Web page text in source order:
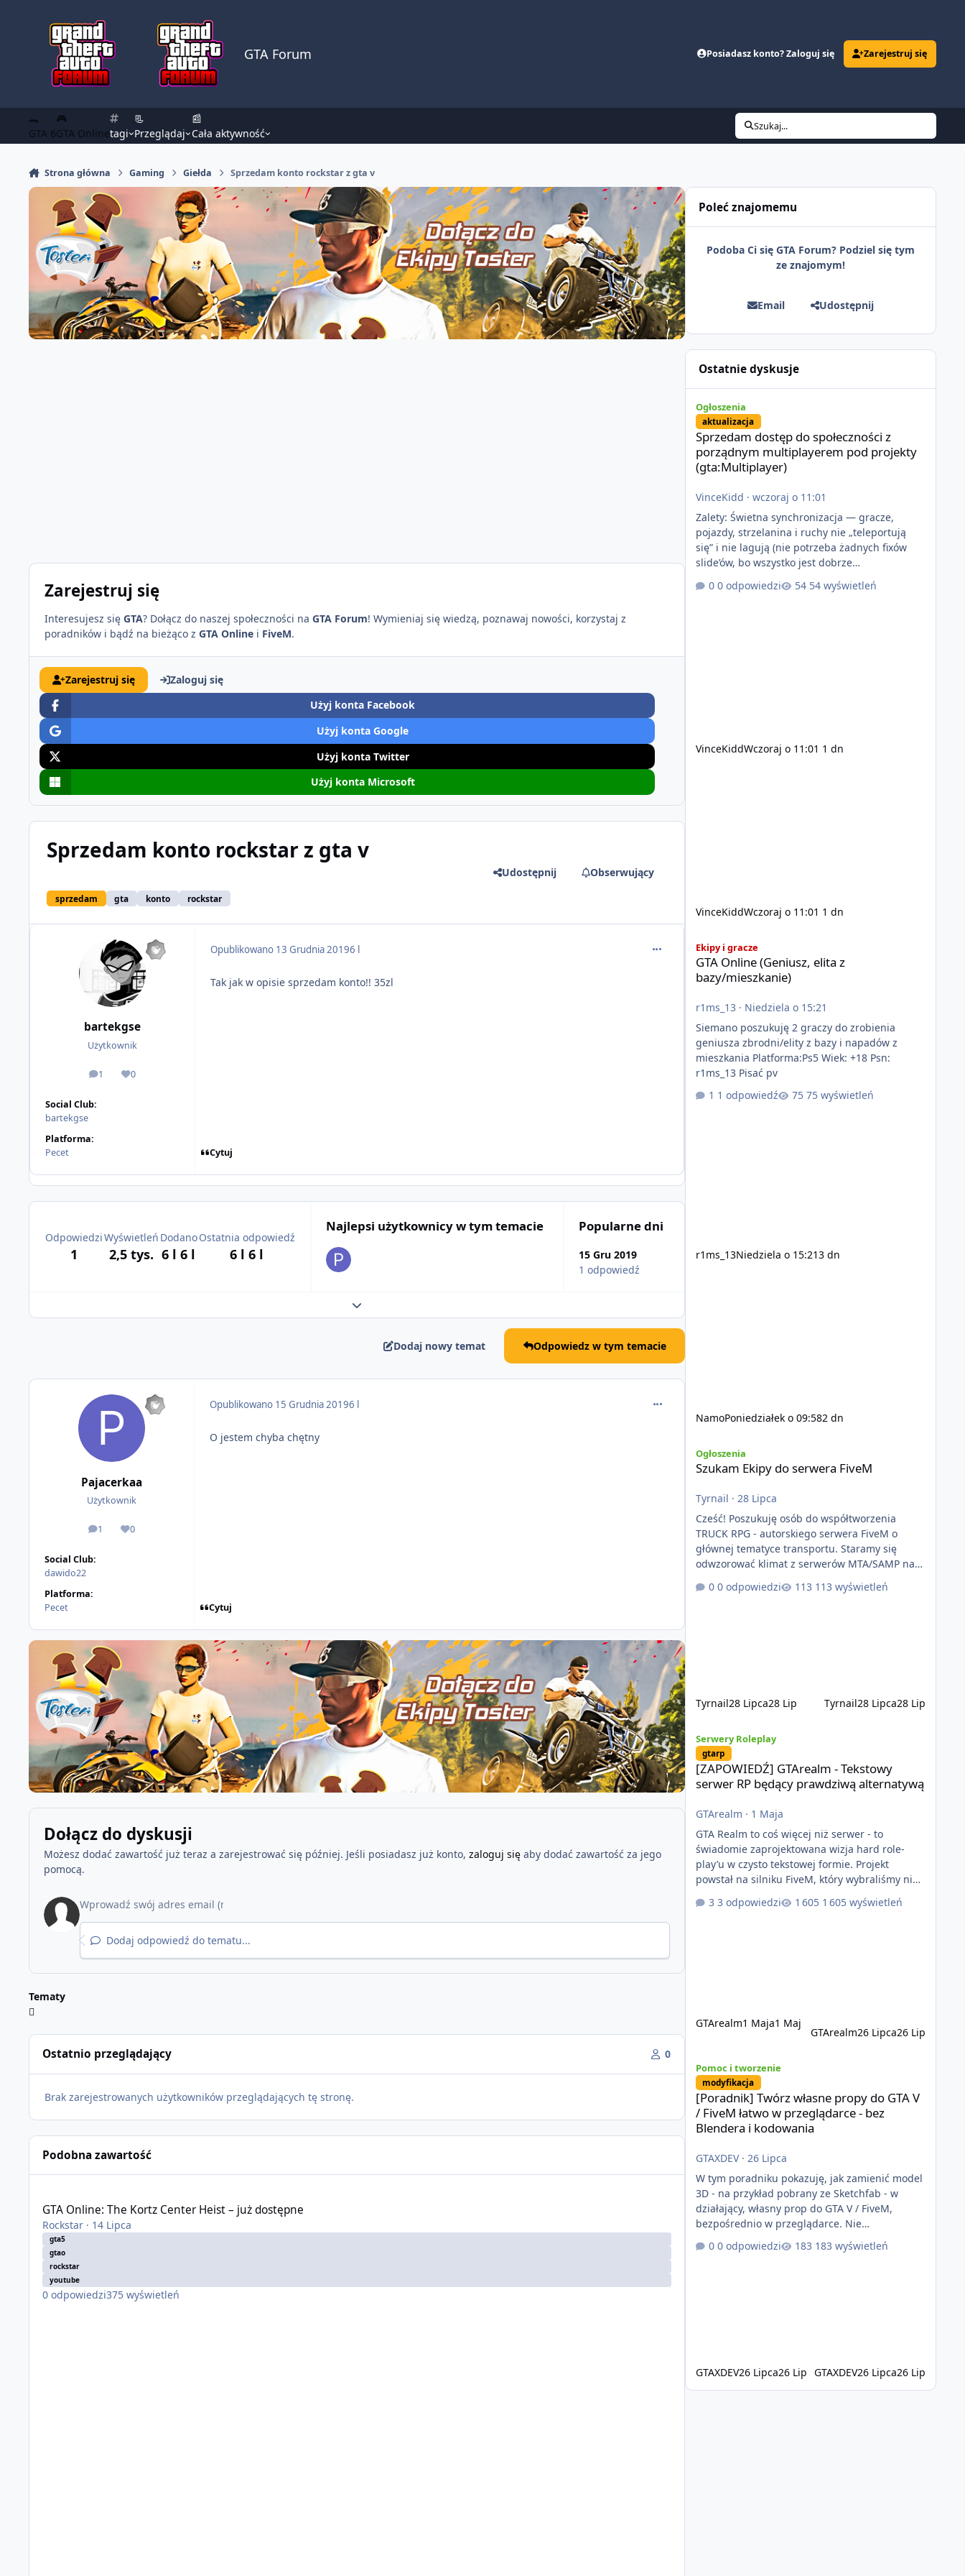
GTA Forum Posiadasz konto? Zaloguj się Zarejestruj się
🐊
GTA 6
🎮
GTA Onlinetagi
📃
Przeglądaj
📰
Cała aktywność
Szukaj...
Strona główna Gaming Giełda Sprzedam konto rockstar z gta v
Zarejestruj się
Interesujesz się GTA? Dołącz do naszej społeczności na GTA Forum! Wymieniaj się wiedzą, poznawaj nowości, korzystaj z
poradników i bądź na bieżąco z GTA Online i FiveM.
Zarejestruj się
Zaloguj się
Użyj konta Facebook
Użyj konta Google
Użyj konta Twitter
Użyj konta Microsoft
Sprzedam konto rockstar z gta v
sprzedam gta konto rockstar
Udostępnij Obserwujący
bartekgse
Użytkownik
1
odpowiedzi
0
Reputacja
Social Club:
bartekgse
Platforma:
Pecet
Opublikowano 13 Grudnia 20196 l comment_54713
Tak jak w opisie sprzedam konto!! 35zl
Cytuj
Odpowiedzi
1
Wyświetleń
2,5 tys.
Dodano
6 l6 l
Ostatnia odpowiedź
6 l6 l
Najlepsi użytkownicy w tym temacie Popularne dni
15 Gru 2019
1 odpowiedź
Rozwiń podsumowanie tematu
Dodaj nowy temat Odpowiedz w tym temacie
Pajacerkaa
Użytkownik
1
odpowiedzi
0
Reputacja
Social Club:
dawido22
Platforma:
Pecet
Opublikowano 15 Grudnia 20196 l comment_54760
O jestem chyba chętny
Cytuj
Dołącz do dyskusji
Możesz dodać zawartość już teraz a zarejestrować się później. Jeśli posiadasz już konto, zaloguj sięaby dodać zawartość za jego
pomocą.
Dodaj odpowiedź do tematu...
Tematy
Ostatnio przeglądający 0
Brak zarejestrowanych użytkowników przeglądających tę stronę.
Podobna zawartość
GTA Online: The Kortz Center Heist – już dostępne
Rockstar · 14 Lipca
gta5
gtao
rockstar
youtube
0 odpowiedzi375 wyświetleń
Poleć znajomemu
Podoba Ci się GTA Forum? Podziel się tym
ze znajomym!
Email Udostępnij
Ostatnie dyskusje
Ogłoszenia
aktualizacja
Sprzedam dostęp do społeczności z
porządnym multiplayerem pod projekty
(gta:Multiplayer)
VinceKidd · wczoraj o 11:01
Zalety: Świetna synchronizacja — gracze,
pojazdy, strzelanina i ruchy nie „teleportują
się” i nie lagują (nie potrzeba żadnych fixów
slide’ów, bo wszystko jest dobrze
zsynchronizowane i działa stabilnie) Ładne
wejście do gry + solidny antycheat na poziomie
0 odpowiedzi 54 wyświetleń
VinceKiddWczoraj o 11:01 1 dn
VinceKiddWczoraj o 11:01 1 dn
Ekipy i gracze
GTA Online (Geniusz, elita z
bazy/mieszkanie)
r1ms_13 · Niedziela o 15:21
Siemano poszukuję 2 graczy do zrobienia
geniusza zbrodni/elity z bazy i napadów z
mieszkania Platforma:Ps5 Wiek: +18 Psn:
r1ms_13 Pisać pv
1 odpowiedź
75 wyświetleń
r1ms_13Niedziela o 15:213 dn
NamoPoniedziałek o 09:582 dn
Ogłoszenia
Szukam Ekipy do serwera FiveM
Tyrnail · 28 Lipca
Cześć! Poszukuję osób do współtworzenia
TRUCK RPG - autorskiego serwera FiveM o
głównej tematyce transportu. Staramy się
odwzorować klimat z serwerów MTA/SAMP na
platformie FIveM. Oczywiście nie zabraknie
kontentu dla graczy którzy chcą robić coś
0 odpowiedzi 113 wyświetleń
Tyrnail28 Lipca28 Lip Tyrnail28 Lipca28 Lip
[ZAPOWIEDŹ] GTArealm - Tekstowy serwer RP będący
Serwery Roleplay
gtarp
[ZAPOWIEDŹ] GTArealm - Tekstowy
serwer RP będący prawdziwą alternatywą
GTArealm · 1 Maja
GTA Realm to coś więcej niż serwer - to
świadomie zaprojektowana wizja hard role-
play’u w czysto tekstowej formie. Projekt
powstał na silniku FiveM, który wybraliśmy nie
bez powodu. To platforma oferująca ogromną
elastyczność i znacznie szybszy rozwój
3 odpowiedzi 1 605 wyświetleń
GTArealm1 Maja1 Maj
GTArealm26 Lipca26 Lip
Pomoc i tworzenie
modyfikacja
[Poradnik] Twórz własne propy do GTA V
/ FiveM łatwo w przeglądarce - bez
Blendera i kodowania
GTAXDEV· 26 Lipca
W tym poradniku pokazuję, jak zamienić model
3D - na przykład pobrany ze Sketchfab - w
działający, własny prop do GTA V / FiveM,
bezpośrednio w przeglądarce. Nie
potrzebujesz Blendera, CodeWalkera ani
wcześniejszego doświadczenia z moddingiem.
0 odpowiedzi 183 wyświetleń
GTAXDEV26 Lipca26 Lip GTAXDEV26 Lipca26 Lip